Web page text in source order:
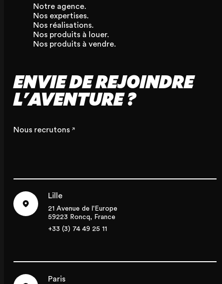
Notre agence.
Nos expertises.
Nos réalisations.
Nos produits à louer.
Nos produits à vendre.
ENVIE DE REJOINDRE
L'AVENTURE ?
Nous recrutons
Lille
21 Avenue de l'Europe
59223 Roncq, France
+33 (3) 74 49 25 11
Paris